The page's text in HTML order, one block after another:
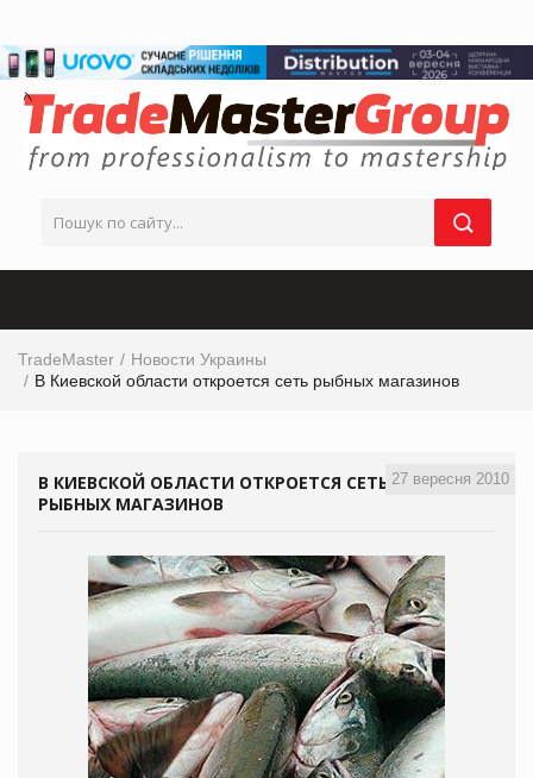
TradeMaster
Новости Украины
В Киевской области откроется сеть рыбных магазинов
27 вересня 2010
В КИЕВСКОЙ ОБЛАСТИ ОТКРОЕТСЯ СЕТЬ
РЫБНЫХ МАГАЗИНОВ